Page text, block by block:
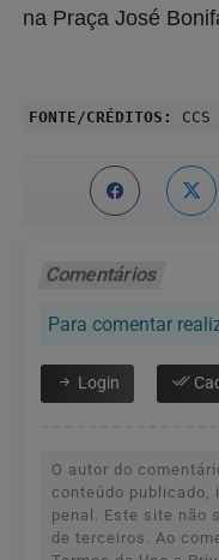
na Praça José
FONTE/CRÉDITOS: CCS
Comentários
Para comentar
Login
O autor do
conteúdo
penal. Este site não
de terceiros. Ao